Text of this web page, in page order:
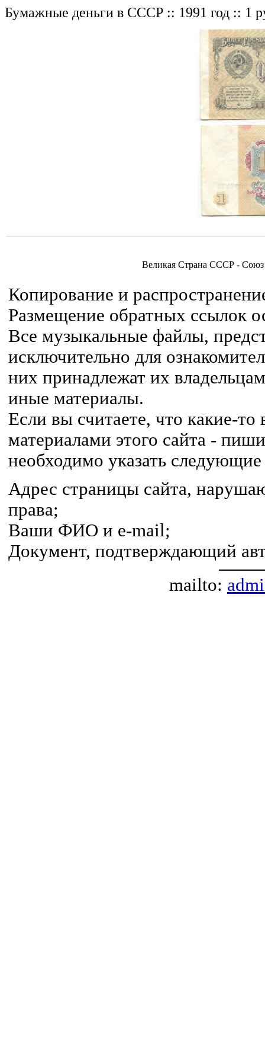
Бумажные деньги в СССР :: 1991 год :: 1
Великая Страна СССР - Союз
Копирование и
Размещение обратных ссылок
Все музыкальные файлы,
исключительно для
них принадлежат их
иные материалы.
Если вы считаете, что какие-
материалами этого сайта -
необходимо указать
Адрес страницы сайта,
права;
Ваши ФИО и e-mail;
Документ, подтверждающий
mailto: